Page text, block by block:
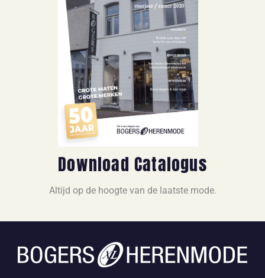
Download Catalogus
Altijd op de hoogte van de laatste mode.